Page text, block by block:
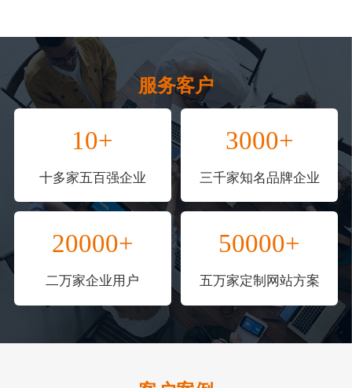
服务客户
10+
十多家五百强企业
3000+
三千家知名品牌企业
20000+
二万家企业用户
50000+
五万家定制网站方案